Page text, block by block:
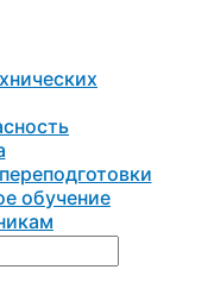
обучение